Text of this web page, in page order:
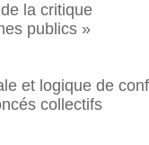
la critique
publics »
et logique de
collectifs